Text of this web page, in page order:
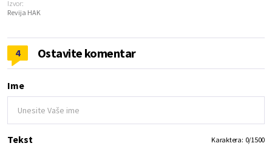
Izvor:
Revija HAK
4 Ostavite komentar
Ime
Tekst Karaktera: 0/1500